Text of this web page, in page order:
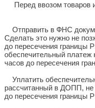
Перед ввозом товаров
Отправить в ФНС
Сделать это нужно не
до пересечения границы
обеспечительный
часов до пересечения
Уплатить
рассчитанный в ДОПП, не
до пересечения границы